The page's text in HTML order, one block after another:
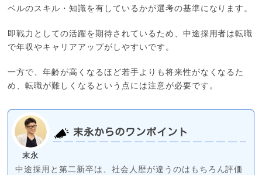
ベルのスキル・知識を有しているかが選考の基準になります。
即戦力としての活躍を期待されているため、中途採用者は転職
で年収やキャリアアップがしやすいです。
一方で、年齢が高くなるほど若手よりも将来性がなくなるた
め、転職が難しくなるという点には注意が必要です。
末永
末永からのワンポイント
中途採用と第二新卒は、社会人歴が違うのはもちろん評価